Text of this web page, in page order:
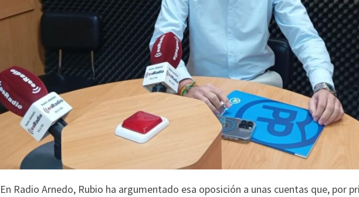
En Radio Arnedo, Rubio ha argumentado esa oposición a unas cuentas que, por